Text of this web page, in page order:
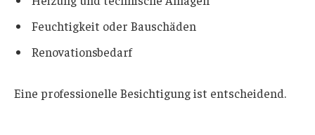
Feuchtigkeit oder Bauschäden
Renovationsbedarf
Eine professionelle Besichtigung ist entscheidend.